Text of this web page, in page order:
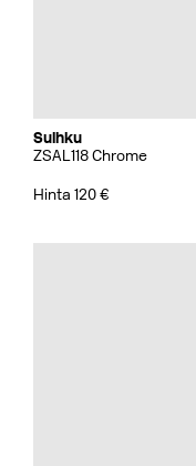
Suihku
ZSAL118 Chrome
Hinta 120 €